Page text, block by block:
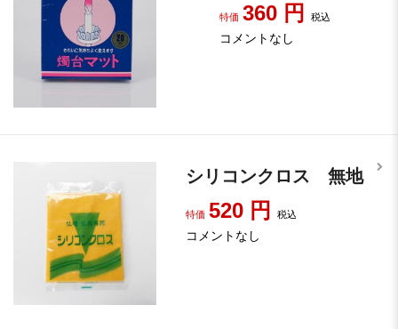
特価 360 円 税込
コメントなし
シリコンクロス 無地
特価 520 円税込
コメントなし